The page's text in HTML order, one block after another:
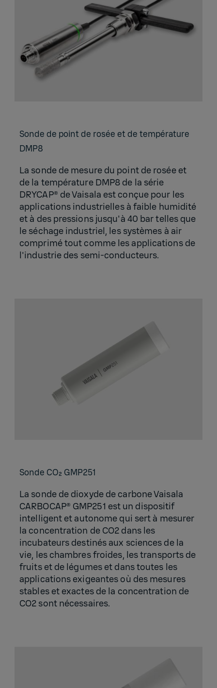
Sonde de point de rosée et de tem­pé­ra­ture
DMP8
La sonde de mesure du point de rosée et
de la température DMP8 de la série
DRYCAP® de Vaisala est conçue pour les
applications industrielles à faible humidité
et à des pressions jusqu'à 40 bar telles que
le séchage industriel, les systèmes à air
comprimé tout comme les applications de
l'industrie des semi-conducteurs.
Sonde CO₂ GMP251
La sonde de dioxyde de carbone Vaisala
CARBOCAP® GMP251 est un dispositif
intelligent et autonome qui sert à mesurer
la concentration de CO2 dans les
incubateurs destinés aux sciences de la
vie, les chambres froides, les transports de
fruits et de légumes et dans toutes les
applications exigeantes où des mesures
stables et exactes de la concentration de
CO2 sont nécessaires.